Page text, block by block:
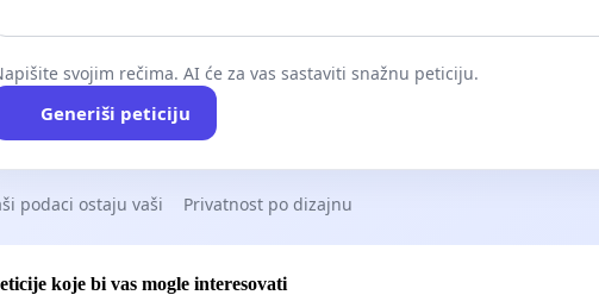
svojim rečima. AI će za vas sastaviti snažnu peticiju.
Generiši peticiju
podaci ostaju vaši Privatnost po dizajnu
koje bi vas mogle interesovati